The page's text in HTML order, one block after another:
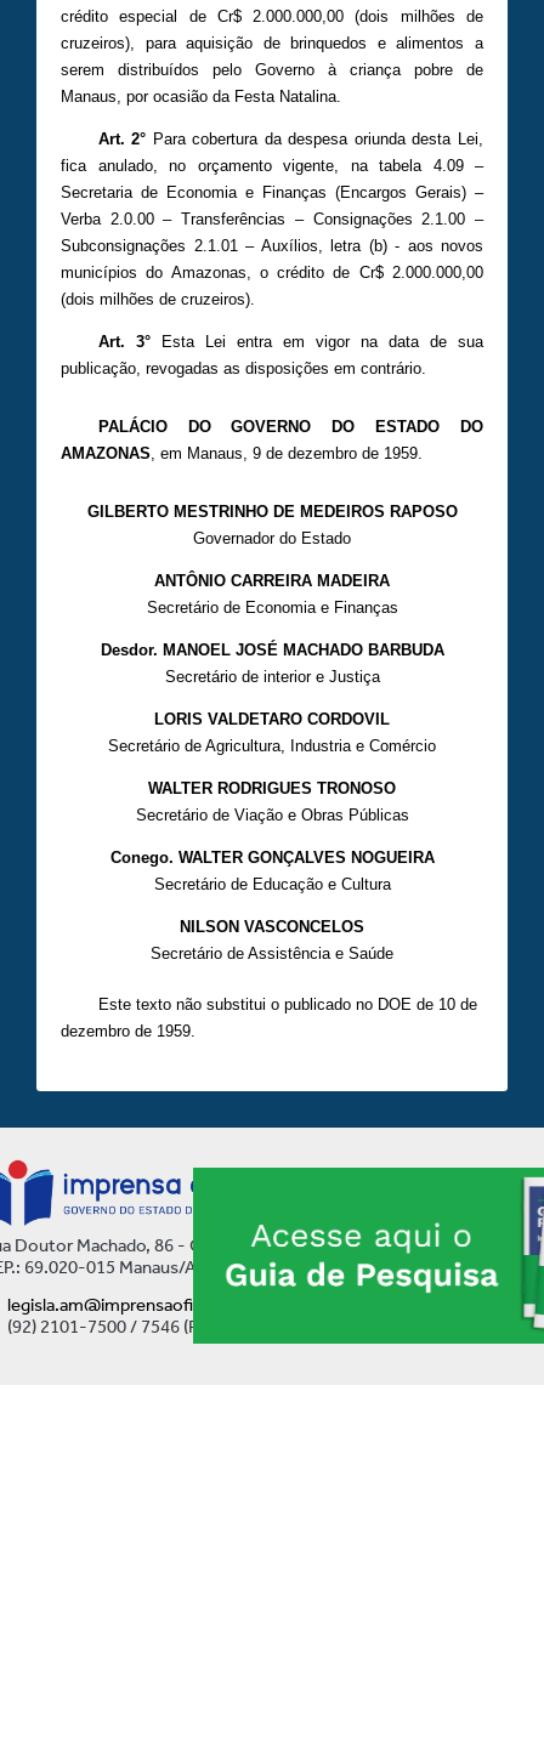
crédito especial de Cr$ 2.000.000,00 (dois milhões de
cruzeiros), para aquisição de brinquedos e alimentos a
serem distribuídos pelo Governo à criança pobre de
Manaus, por ocasião da Festa Natalina.
Art. 2° Para cobertura da despesa oriunda desta Lei,
fica anulado, no orçamento vigente, na tabela 4.09 –
Secretaria de Economia e Finanças (Encargos Gerais) –
Verba 2.0.00 – Transferências – Consignações 2.1.00 –
Subconsignações 2.1.01 – Auxílios, letra (b) - aos novos
municípios do Amazonas, o crédito de Cr$ 2.000.000,00
(dois milhões de cruzeiros).
Art. 3°Esta Lei entra em vigor na data de sua
publicação, revogadas as disposições em contrário.
PALÁCIO DO GOVERNO DO ESTADO DO
AMAZONAS , em Manaus, 9 de dezembro de 1959.
GILBERTO MESTRINHO DE MEDEIROS RAPOSO
Governador do Estado
ANTÔNIO CARREIRA MADEIRA
Secretário de Economia e Finanças
Desdor. MANOEL JOSÉ MACHADO BARBUDA
Secretário de interior e Justiça
LORIS VALDETARO CORDOVIL
Secretário de Agricultura, Industria e Comércio
WALTER RODRIGUES TRONOSO
Secretário de Viação e Obras Públicas
Conego. WALTER GONÇALVES NOGUEIRA
Secretário de Educação e Cultura
NILSON VASCONCELOS
Secretário de Assistência e Saúde
Este texto não substitui o publicado no DOE de 10 de
dezembro de 1959.
Doutor Machado, 86 - Centro
69.020-015 Manaus/AM
legisla.am@imprensaoficial.am.gov.br
(92) 2101-7500 / 7546 (Ramal)